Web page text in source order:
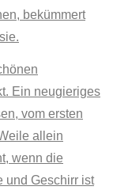
bekümmert
Ein neugieriges
vom ersten
allein
wenn die
und Geschirr ist